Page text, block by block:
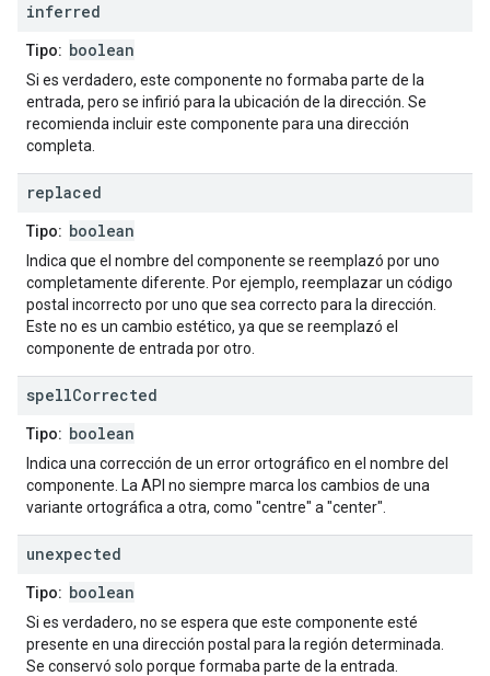
inferred
Tipo: boolean
Si es verdadero, este componente no formaba parte de la
entrada, pero se infirió para la ubicación de la dirección. Se
recomienda incluir este componente para una dirección
completa.
replaced
Tipo: boolean
Indica que el nombre del componente se reemplazó por uno
completamente diferente. Por ejemplo, reemplazar un código
postal incorrecto por uno que sea correcto para la dirección.
Este no es un cambio estético, ya que se reemplazó el
componente de entrada por otro.
spellCorrected
Tipo: boolean
Indica una corrección de un error ortográfico en el nombre del
componente. La API no siempre marca los cambios de una
variante ortográfica a otra, como "centre" a "center".
unexpected
Tipo: boolean
Si es verdadero, no se espera que este componente esté
presente en una dirección postal para la región determinada.
Se conservó solo porque formaba parte de la entrada.